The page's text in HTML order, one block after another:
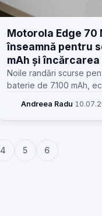
Motorola Edge 70
înseamnă pentru
mAh și
Noile randări scurse
baterie de 7.100 mAh,
întrebări foarte practice.
Andreea Radu·
4 5 6